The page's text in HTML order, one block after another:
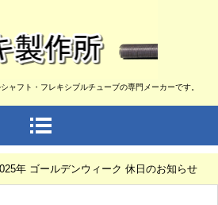
ャフト・フレキシブルチューブの専門メーカーです。
年 ゴールデンウィーク 休日のお知らせ